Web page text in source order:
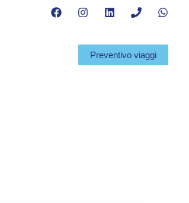
Preventivo viaggi